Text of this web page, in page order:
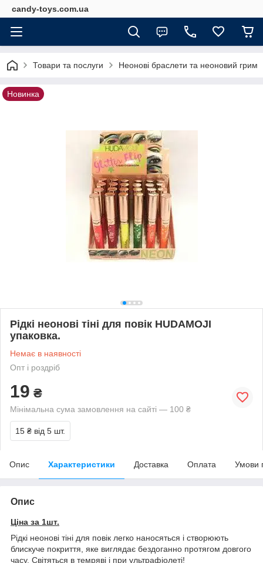
candy-toys.com.ua
Товари та послуги Неонові браслети та неоновий грим
Новинка
Рідкі неонові тіні для повік HUDAMOJI
упаковка.
Немає в наявності
Опт і роздріб
19 ₴
Мінімальна сума замовлення на сайті — 100 ₴
15 ₴ від 5 шт.
Опис Характеристики Доставка Оплата Умови
Опис
Ціна за 1шт.
Рідкі неонові тіні для повік легко наносяться і створюють
блискуче покриття, яке виглядає бездоганно протягом довгого
часу. Світяться в темряві і при ультрафіолеті!